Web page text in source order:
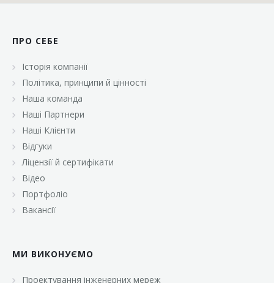
«Велмарт»
«ВК Експресс»
«Класс»
«Континент»
ПРО СЕБЕ
Історія компанії
Політика, принципи й цінності
Наша команда
Наші Партнери
Наші Клієнти
Відгуки
Ліцензії й сертифікати
Відео
Портфоліо
Вакансії
МИ ВИКОНУЄМО
Проектування інженерних мереж